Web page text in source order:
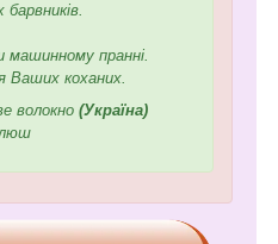
машинному пранні.
Ваших коханих.
волокно (Україна)